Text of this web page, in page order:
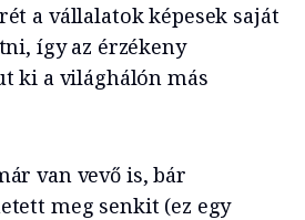
a vállalatok képesek saját
így az érzékeny
ki a világhálón más
van vevő is, bár
meg senkit (ez egy